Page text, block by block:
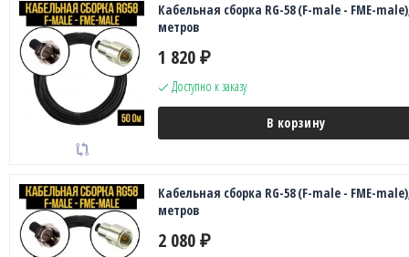
Кабельная сборка RG-58 (F-male - FME-
метров
1 820 ₽
Доступно к заказу
В корзину
Кабельная сборка RG-58 (F-male - FME-
метров
2 080 ₽